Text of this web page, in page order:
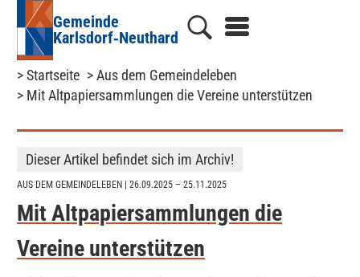
Gemeinde
Karlsdorf‑Neuthard
> Startseite > Aus dem Gemeindeleben
> Mit Altpapiersammlungen die Vereine unterstützen
Dieser Artikel befindet sich im Archiv!
AUS DEM GEMEINDELEBEN | 26.09.2025 – 25.11.2025
Mit Altpapiersammlungen die
Vereine unterstützen